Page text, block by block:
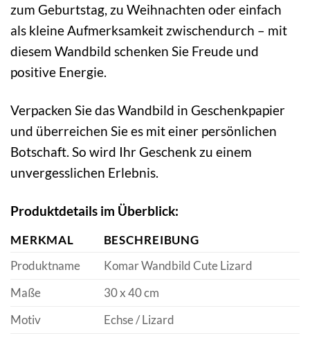
zum Geburtstag, zu Weihnachten oder einfach
als kleine Aufmerksamkeit zwischendurch – mit
diesem Wandbild schenken Sie Freude und
positive Energie.
Verpacken Sie das Wandbild in Geschenkpapier
und überreichen Sie es mit einer persönlichen
Botschaft. So wird Ihr Geschenk zu einem
unvergesslichen Erlebnis.
Produktdetails im Überblick:
MERKMAL
BESCHREIBUNG
Produktname
Komar Wandbild Cute Lizard
Maße
30 x 40 cm
Motiv
Echse / Lizard